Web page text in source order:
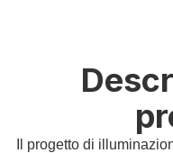
Il progetto di